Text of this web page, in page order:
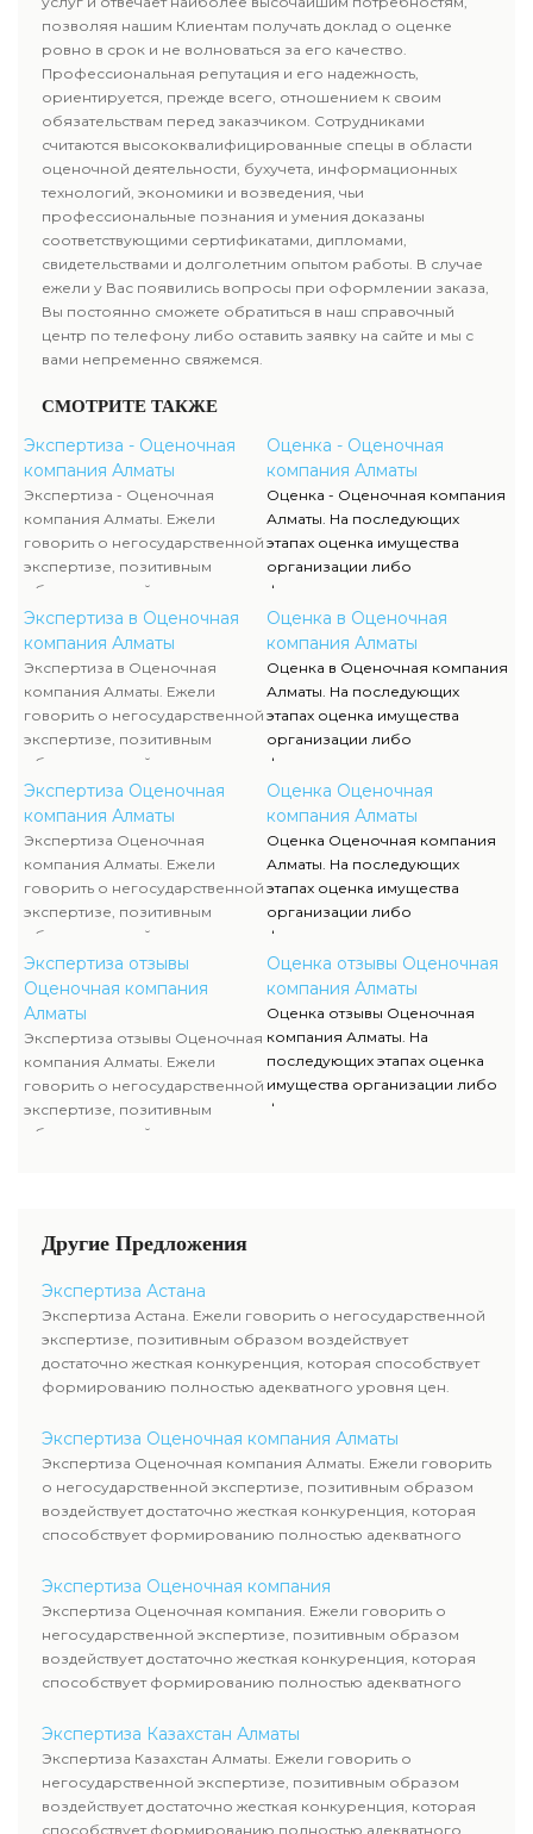
позволяя нашим Клиентам получать доклад о оценке
ровно в срок и не волноваться за его качество.
Профессиональная репутация и его надежность,
ориентируется, прежде всего, отношением к своим
обязательствам перед заказчиком. Сотрудниками
считаются высококвалифицированные спецы в области
оценочной деятельности, бухучета, информационных
технологий, экономики и возведения, чьи
профессиональные познания и умения доказаны
соответствующими сертификатами, дипломами,
свидетельствами и долголетним опытом работы. В случае
ежели у Вас появились вопросы при оформлении заказа,
Вы постоянно сможете обратиться в наш справочный
центр по телефону либо оставить заявку на сайте и мы с
вами непременно свяжемся.
СМОТРИТЕ ТАКЖЕ
Экспертиза - Оценочная
компания Алматы
Экспертиза - Оценочная
компания Алматы. Ежели
говорить о негосударственной
экспертизе, позитивным
образом воздействует
достаточно жесткая
конкуренция, которая
способствует формированию
полностью адекватного
уровня цен.
Экспертиза в Оценочная
компания Алматы
Экспертиза в Оценочная
компания Алматы. Ежели
говорить о негосударственной
экспертизе, позитивным
образом воздействует
достаточно жесткая
конкуренция, которая
способствует формированию
полностью адекватного
уровня цен.
Экспертиза Оценочная
компания Алматы
Экспертиза Оценочная
компания Алматы. Ежели
говорить о негосударственной
экспертизе, позитивным
образом воздействует
достаточно жесткая
конкуренция, которая
способствует формированию
полностью адекватного
уровня цен.
Экспертиза отзывы
Оценочная компания
Алматы
Экспертиза отзывы Оценочная
компания Алматы. Ежели
говорить о негосударственной
экспертизе, позитивным
образом воздействует
уровня цен.
Оценка - Оценочная
компания Алматы
Оценка - Оценочная компания
Алматы. На последующих
этапах оценка имущества
организации либо
физического лица полностью
исполняются силами наших
служащих, тогда как участие
клиента ограничивается
объяснением отдельных
вопросов и предоставлением
недостающей документации.
Оценка в Оценочная
компания Алматы
Оценка в Оценочная компания
Алматы. На последующих
этапах оценка имущества
организации либо
физического лица полностью
исполняются силами наших
служащих, тогда как участие
клиента ограничивается
объяснением отдельных
вопросов и предоставлением
недостающей документации.
Оценка Оценочная
компания Алматы
Оценка Оценочная компания
Алматы. На последующих
этапах оценка имущества
организации либо
физического лица полностью
исполняются силами наших
служащих, тогда как участие
клиента ограничивается
объяснением отдельных
вопросов и предоставлением
недостающей документации.
Оценка отзывы Оценочная
компания Алматы
Оценка отзывы Оценочная
компания Алматы. На
последующих этапах оценка
имущества организации либо
физического лица полностью
Другие Предложения
Экспертиза Астана
Экспертиза Астана. Ежели говорить о негосударственной
экспертизе, позитивным образом воздействует
достаточно жесткая конкуренция, которая способствует
формированию полностью адекватного уровня цен.
Экспертиза Оценочная компания Алматы
Экспертиза Оценочная компания Алматы. Ежели говорить
о негосударственной экспертизе, позитивным образом
воздействует достаточно жесткая конкуренция, которая
способствует формированию полностью адекватного
Экспертиза Оценочная компания
Экспертиза Оценочная компания. Ежели говорить о
негосударственной экспертизе, позитивным образом
воздействует достаточно жесткая конкуренция, которая
способствует формированию полностью адекватного
Экспертиза Казахстан Алматы
Экспертиза Казахстан Алматы. Ежели говорить о
негосударственной экспертизе, позитивным образом
воздействует достаточно жесткая конкуренция, которая
способствует формированию полностью адекватного